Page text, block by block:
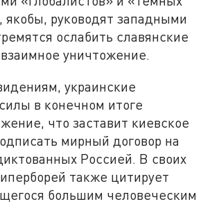
якобы, руководят западными
ослабить славянские
уничтожение.
украинские
в конечном итоге
что заставит киевское
мирный договор на
Россией. В своих
также цитирует
большим человеческим